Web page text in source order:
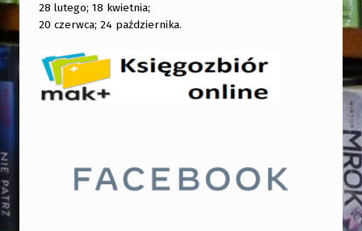
28 lutego; 18 kwietnia;
20 czerwca; 24 października.